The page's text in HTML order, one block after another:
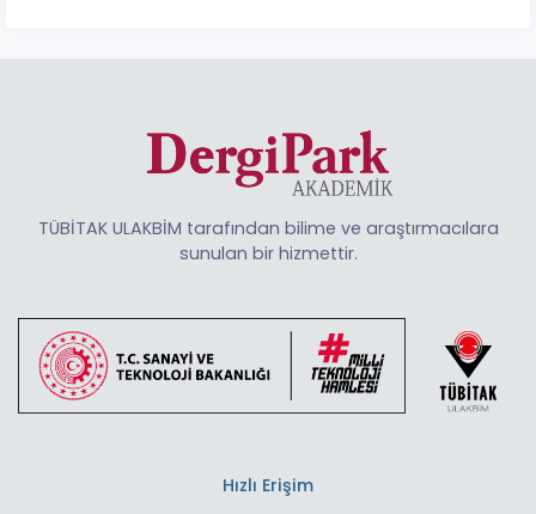
TÜBİTAK ULAKBİM tarafından bilime ve araştırmacılara
sunulan bir hizmettir.
Hızlı Erişim